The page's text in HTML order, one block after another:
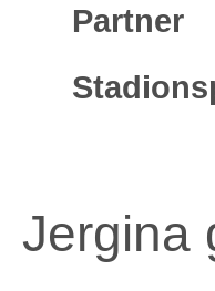
Partner
Jergina